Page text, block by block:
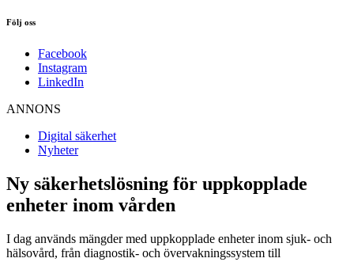
Följ oss
Facebook
Instagram
LinkedIn
ANNONS
Digital säkerhet
Nyheter
Ny säkerhetslösning för uppkopplade
enheter inom vården
I dag används mängder med uppkopplade enheter inom sjuk- och
hälsovård, från diagnostik- och övervakningssystem till